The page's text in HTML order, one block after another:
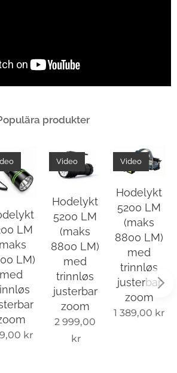
produkter
LM
LM)
med
kr
Hodelykt
5200 LM
(maks
8800 LM)
med
trinnløs
justerbar
zoom
Video
2 999,00
kr
Hodelykt
5200 LM
(maks
8800 LM)
med
trinnløs
justerbar
zoom
Video
1 389,00 kr